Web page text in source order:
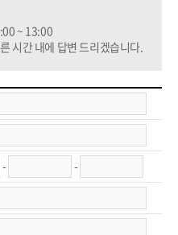
~ 13:00
시간 내에 답변 드리겠습니다.
-
-